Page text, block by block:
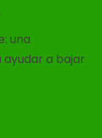
una
a bajar